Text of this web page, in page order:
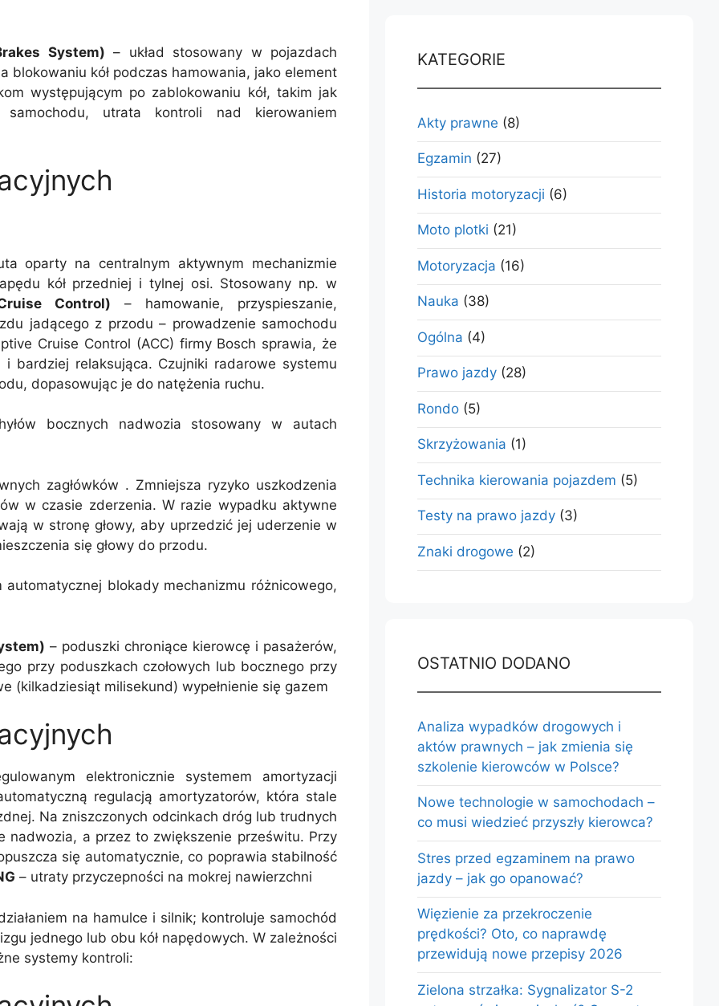
System) – układ stosowany w pojazdach
blokowaniu kół podczas hamowania, jako element
występującym po zablokowaniu kół, takim jak
utrata kontroli nad kierowaniem
oparty na centralnym aktywnym mechanizmie
kół przedniej i tylnej osi. Stosowany np. w
Control) – hamowanie, przyspieszanie,
jadącego z przodu – prowadzenie samochodu
Cruise Control (ACC) firmy Bosch sprawia, że
bardziej relaksująca. Czujniki radarowe systemu
dopasowując je do natężenia ruchu.
bocznych nadwozia stosowany w autach
zagłówków . Zmniejsza ryzyko uszkodzenia
w czasie zderzenia. W razie wypadku aktywne
w stronę głowy, aby uprzedzić jej uderzenie w
się głowy do przodu.
automatycznej blokady mechanizmu różnicowego,
– poduszki chroniące kierowcę i pasażerów,
przy poduszkach czołowych lub bocznego przy
(kilkadziesiąt milisekund) wypełnienie się gazem
elektronicznie systemem amortyzacji
regulacją amortyzatorów, która stale
Na zniszczonych odcinkach dróg lub trudnych
nadwozia, a przez to zwiększenie prześwitu. Przy
się automatycznie, co poprawia stabilność
– utraty przyczepności na mokrej nawierzchni
na hamulce i silnik; kontroluje samochód
jednego lub obu kół napędowych. W zależności
systemy kontroli:
KATEGORIE
Akty prawne (8)
Egzamin (27)
Historia motoryzacji (6)
Moto plotki (21)
Motoryzacja (16)
Nauka (38)
Ogólna (4)
Prawo jazdy (28)
Rondo (5)
Skrzyżowania (1)
Technika kierowania pojazdem (5)
Testy na prawo jazdy (3)
Znaki drogowe (2)
OSTATNIO DODANO
Analiza wypadków drogowych i
aktów prawnych – jak zmienia się
szkolenie kierowców w Polsce?
Nowe technologie w samochodach –
co musi wiedzieć przyszły kierowca?
Stres przed egzaminem na prawo
jazdy – jak go opanować?
Więzienie za przekroczenie
prędkości? Oto, co naprawdę
przewidują nowe przepisy 2026
Zielona strzałka: Sygnalizator S-2